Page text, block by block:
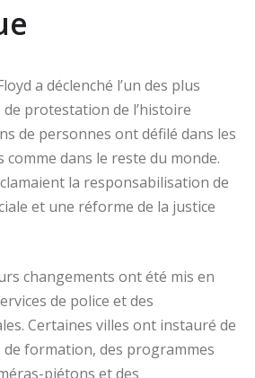
a déclenché l’un des plus
protestation de l’histoire
de personnes ont défilé dans les
comme dans le reste du monde.
la responsabilisation de
et une réforme de la justice
changements ont été mis en
de police et des
Certaines villes ont instauré de
formation, des programmes
piétons et des